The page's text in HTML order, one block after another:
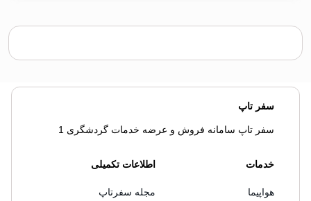
سفر تاپ
سفر تاپ سامانه فروش و عرضه خدمات گردشگری 1
خدمات
هواپیما
اطلاعات تکمیلی
مجله سفرتاپ